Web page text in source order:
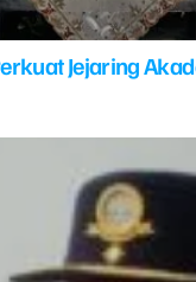
Jejaring